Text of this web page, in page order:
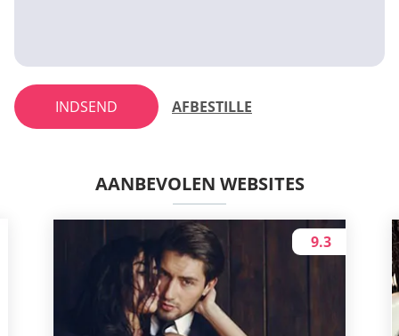
INDSEND AFBESTILLE
AANBEVOLEN WEBSITES
9.3